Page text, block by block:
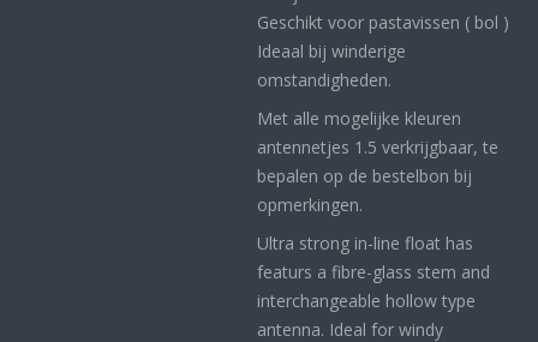
Geschikt voor pastavissen ( bol )
Ideaal bij winderige
omstandigheden.
Met alle mogelijke kleuren
antennetjes 1.5 verkrijgbaar, te
bepalen op de bestelbon bij
opmerkingen.
Ultra strong in-line float has
featurs a fibre-glass stem and
interchangeable hollow type
antenna. Ideal for windy